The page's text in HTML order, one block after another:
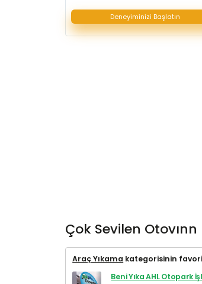
Deneyiminizi Başlatın
Çok Sevilen
Araç Yıkama kategorisinin